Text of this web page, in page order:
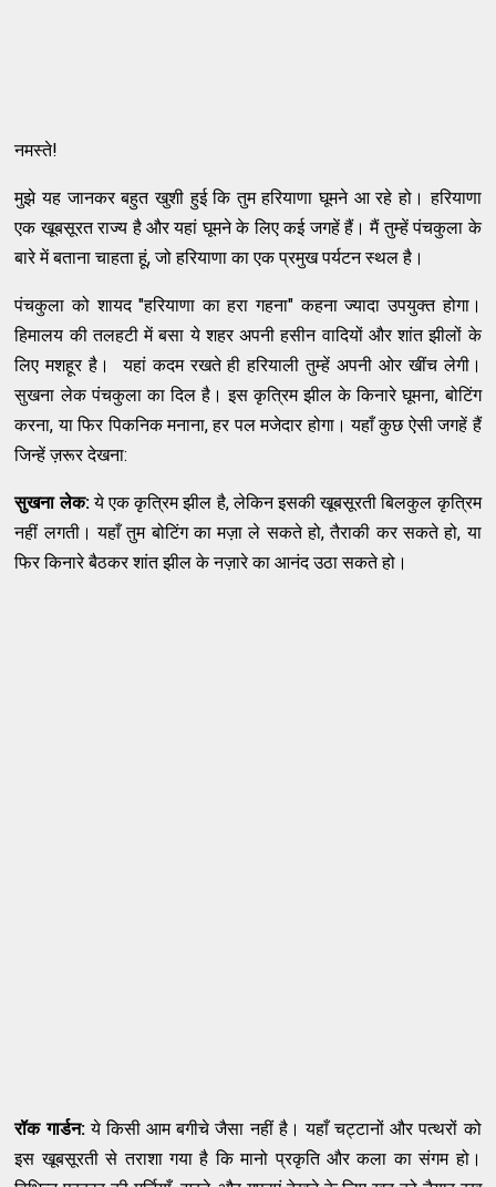
नमस्ते!
मुझे यह जानकर बहुत खुशी हुई कि तुम हरियाणा घूमने आ रहे हो। हरियाणा
एक खूबसूरत राज्य है और यहां घूमने के लिए कई जगहें हैं। मैं तुम्हें पंचकुला के
बारे में बताना चाहता हूं, जो हरियाणा का एक प्रमुख पर्यटन स्थल है।
पंचकुला को शायद "हरियाणा का हरा गहना" कहना ज्यादा उपयुक्त होगा।
हिमालय की तलहटी में बसा ये शहर अपनी हसीन वादियों और शांत झीलों के
लिए मशहूर है। यहां कदम रखते ही हरियाली तुम्हें अपनी ओर खींच लेगी।
सुखना लेक पंचकुला का दिल है। इस कृत्रिम झील के किनारे घूमना, बोटिंग
करना, या फिर पिकनिक मनाना, हर पल मजेदार होगा। यहाँ कुछ ऐसी जगहें हैं
जिन्हें ज़रूर देखना:
सुखना लेक:ये एक कृत्रिम झील है, लेकिन इसकी खूबसूरती बिलकुल कृत्रिम
नहीं लगती। यहाँ तुम बोटिंग का मज़ा ले सकते हो, तैराकी कर सकते हो, या
फिर किनारे बैठकर शांत झील के नज़ारे का आनंद उठा सकते हो।
रॉक गार्डन:ये किसी आम बगीचे जैसा नहीं है। यहाँ चट्टानों और पत्थरों को
इस खूबसूरती से तराशा गया है कि मानो प्रकृति और कला का संगम हो।